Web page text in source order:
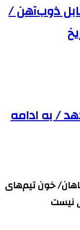
ذوب‌آهن /
/ به ادامه
خون تیم‌های
نیست